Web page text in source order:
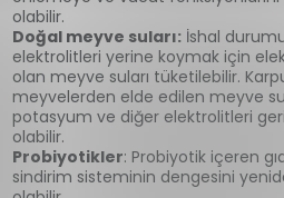
olabilir.
Doğal meyve suları: İshal
elektrolitleri yerine koymak için
olan meyve suları tüketilebilir.
meyvelerden elde edilen meyve
potasyum ve diğer elektrolitleri
olabilir.
Probiyotikler: Probiyotik içeren
sindirim sisteminin dengesini